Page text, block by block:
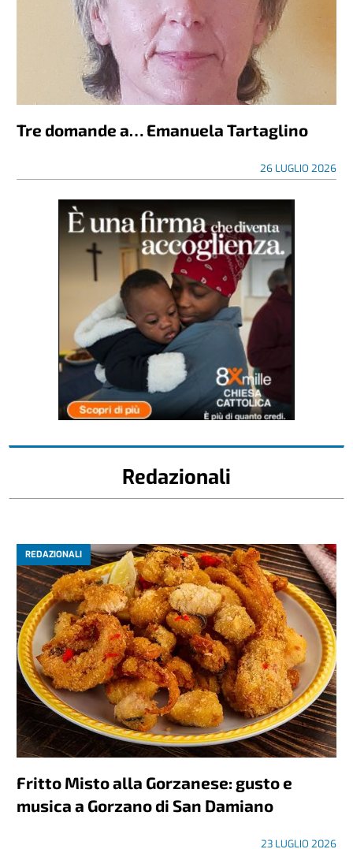
Tre domande a… Emanuela Tartaglino
26 LUGLIO 2026
Redazionali
REDAZIONALI
Fritto Misto alla Gorzanese: gusto e
musica a Gorzano di San Damiano
23 LUGLIO 2026